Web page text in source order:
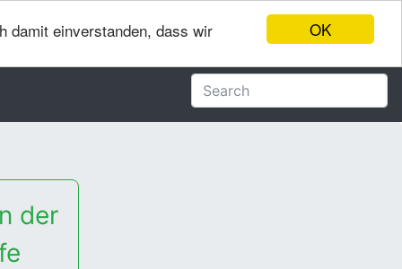
OK
damit einverstanden, dass wir
der